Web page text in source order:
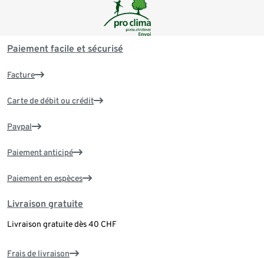
Paiement facile et sécurisé
Facture
Carte de débit ou crédit
Paypal
Paiement anticipé
Paiement en espèces
Livraison gratuite
Livraison gratuite dès 40 CHF
Frais de livraison